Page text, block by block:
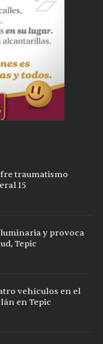
traumatismo
15
y provoca
Tepic
vehículos en el
en Tepic